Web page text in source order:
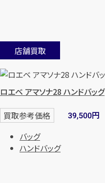
店舗買取
ロエベ アマソナ28 ハンドバッグ
買取参考価格 39,500円
バッグ
ハンドバッグ